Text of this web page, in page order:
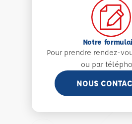
Notre
Pour prendre rendez-
ou par
NOUS